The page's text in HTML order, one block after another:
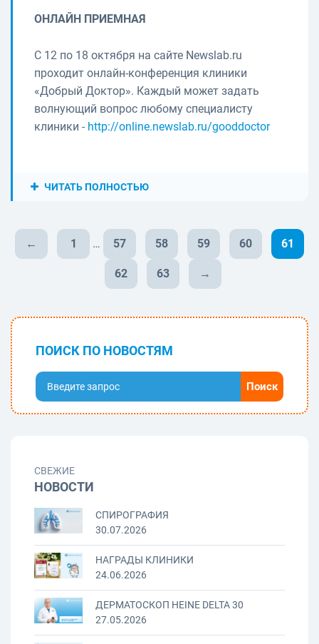
ОНЛАЙН ПРИЕМНАЯ
С 12 по 18 октября на сайте Newslab.ru
проходит онлайн-конференция клиники
«Добрый Доктор». Каждый может задать
волнующий вопрос любому специалисту
клиники - http://online.newslab.ru/gooddoctor
ЧИТАТЬ ПОЛНОСТЬЮ
← 1 … 57 58 59 60 61
62 63 →
ПОИСК ПО НОВОСТЯМ
СВЕЖИЕ
НОВОСТИ
СПИРОГРАФИЯ
30.07.2026
НАГРАДЫ КЛИНИКИ
24.06.2026
ДЕРМАТОСКОП HEINE DELTA 30
27.05.2026